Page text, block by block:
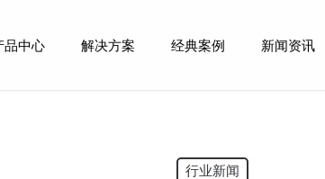
品中心 解决方案 经典案例 新闻资讯
行业新闻